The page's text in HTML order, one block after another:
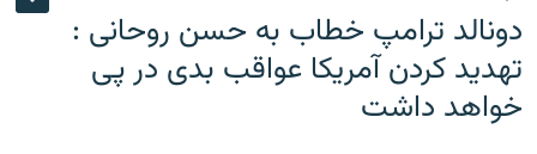
دونالد ترامپ خطاب به حسن روحانی :
تهدید کردن آمریکا عواقب بدی در پی
خواهد داشت